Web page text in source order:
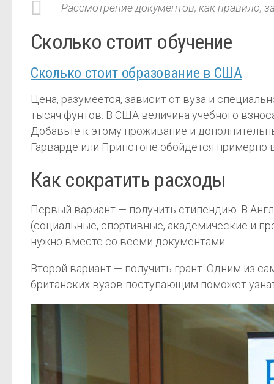
Рассмотрение документов, как правило,
Сколько стоит обучение
Cколько стоит образование в США
Цена, разумеется, зависит от вуза и
тысяч фунтов. В США величина учебного
Добавьте к этому проживание и
Гарварде или Принстоне обойдется примерно
Как сократить расходы
Первый вариант — получить стипендию. В
(социальные, спортивные, академические и
нужно вместе со всеми документами.
Второй вариант — получить грант. Одним из
британских вузов поступающим поможет